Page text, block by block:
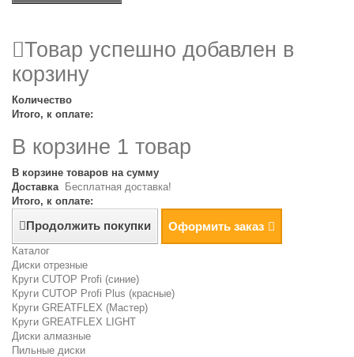
Товар успешно добавлен в
корзину
Количество
Итого, к оплате:
В корзине 1 товар
В корзине товаров на сумму
Доставка Бесплатная доставка!
Итого, к оплате:
Продолжить покупки Оформить заказ
Каталог
Диски отрезные
Круги CUTOP Profi (синие)
Круги CUTOP Profi Plus (красные)
Круги GREATFLEX (Мастер)
Круги GREATFLEX LIGHT
Диски алмазные
Пильные диски